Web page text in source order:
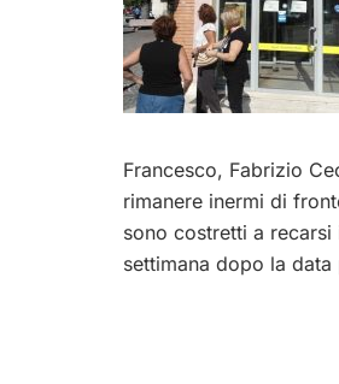
Francesco, Fabrizio
rimanere inermi di
sono costretti a
settimana dopo la data